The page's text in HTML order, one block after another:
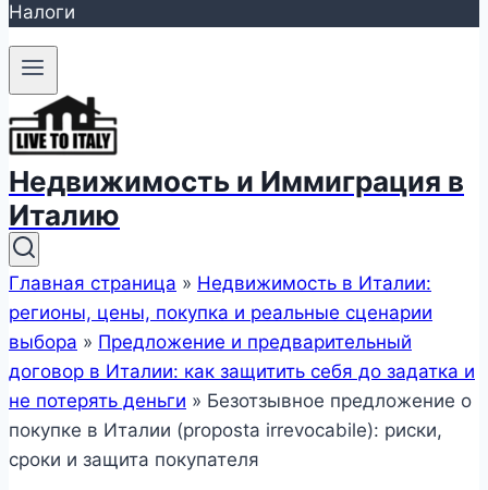
Налоги
Недвижимость и Иммиграция в
Италию
Главная страница » Недвижимость в Италии:
регионы, цены, покупка и реальные сценарии
выбора » Предложение и предварительный
договор в Италии: как защитить себя до задатка и
не потерять деньги » Безотзывное предложение о
покупке в Италии (proposta irrevocabile): риски,
сроки и защита покупателя